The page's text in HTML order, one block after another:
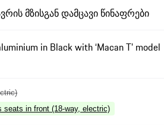
მზისგან დამცავი წინაფრები
in Black with ‘Macan T’ model
seats in front (18-way, electric)